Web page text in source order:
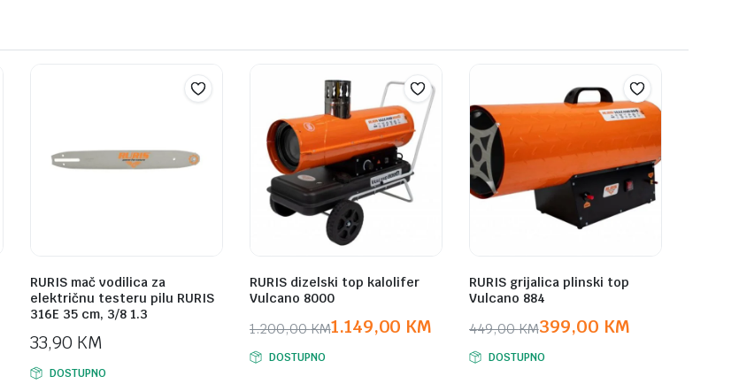
RURIS mač vodilica za
električnu testeru pilu RURIS
316E 35 cm, 3/8 1.3
33,90 KM
DOSTUPNO
RURIS dizelski top kalolifer
Vulcano 8000
1.200,00KM
Original
price
1.149,00 KM
Current
price
DOSTUPNO
RURIS grijalica plinski top
Vulcano 884
449,00KM
Original
price
399,00 KM
Current
price
DOSTUPNO